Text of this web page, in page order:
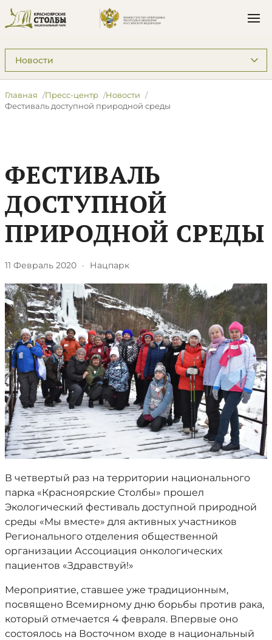
Подразделы: Пресс-центр
Главная Пресс-центр
Новости
Фестиваль доступной природной среды
ФЕСТИВАЛЬ
ДОСТУПНОЙ
ПРИРОДНОЙ СРЕДЫ
11 Февраль 2020 · Нацпарк
В четвертый раз на территории национального
парка «Красноярские Столбы» прошел
Экологический фестиваль доступной природной
среды «Мы вместе» для активных участников
Регионального отделения общественной
организации Ассоциация онкологических
пациентов «Здравствуй!»
Мероприятие, ставшее уже традиционным,
посвящено Всемирному дню борьбы против рака,
который отмечается 4 февраля. Впервые оно
состоялось на Восточном входе в национальный